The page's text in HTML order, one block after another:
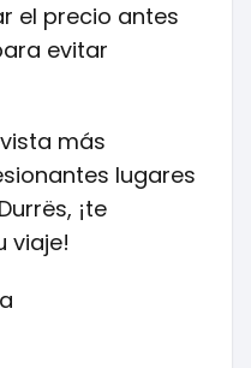
el precio antes
evitar
más
lugares
¡te
viaje!